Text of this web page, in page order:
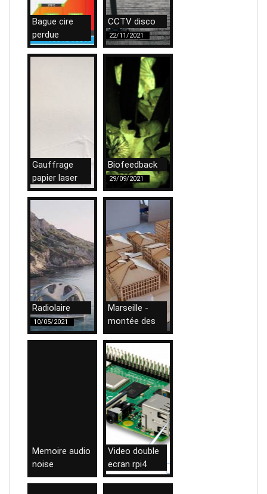
Bague cire
perdue
09/12/2021
CCTV disco
22/11/2021
Gauffrage
papier laser
12/10/2021
Biofeedback
29/09/2021
Radiolaire
10/05/2021
Marseille -
montée des
eaux
09/04/2021
Memoire audio
noise
29/01/2021
Video double
ecran rpi4
21/01/2021